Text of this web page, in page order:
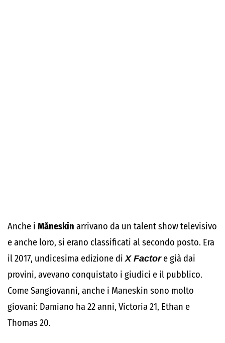
Anche i Måneskin arrivano da un talent show televisivo
e anche loro, si erano classificati al secondo posto. Era
il 2017, undicesima edizione diX Factore già dai
provini, avevano conquistato i giudici e il pubblico.
Come Sangiovanni, anche i Maneskin sono molto
giovani: Damiano ha 22 anni, Victoria 21, Ethan e
Thomas 20.